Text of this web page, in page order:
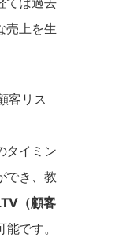
売上を生
客リス
タイミン
でき、教
（顧客
です。